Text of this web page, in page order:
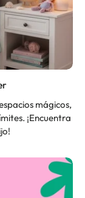
mágicos,
¡Encuentra